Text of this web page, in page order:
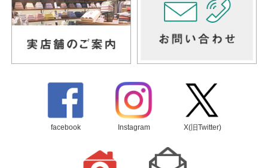
facebook Instagram X(旧Twitter)